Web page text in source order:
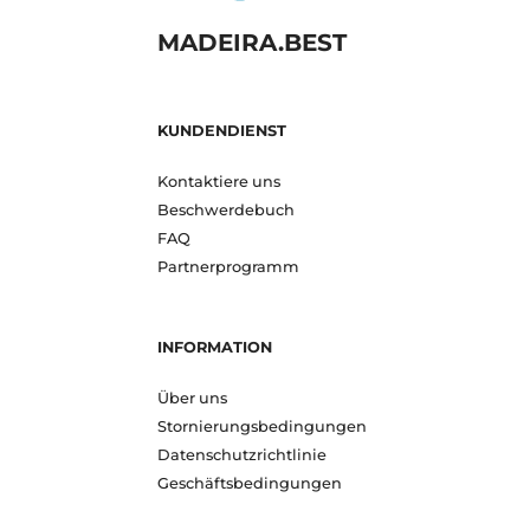
MADEIRA.BEST
KUNDENDIENST
Kontaktiere uns
Beschwerdebuch
FAQ
Partnerprogramm
INFORMATION
Über uns
Stornierungsbedingungen
Datenschutzrichtlinie
Geschäftsbedingungen